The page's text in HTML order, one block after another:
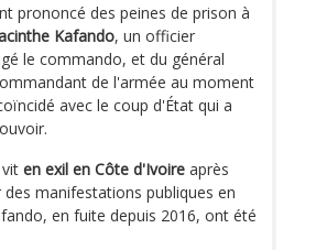
prononcé des peines de prison à
Kafando, un officier
le commando, et du général
de l'armée au moment
avec le coup d'État qui a
en exil en Côte d'Ivoire après
manifestations publiques en
en fuite depuis 2016, ont été